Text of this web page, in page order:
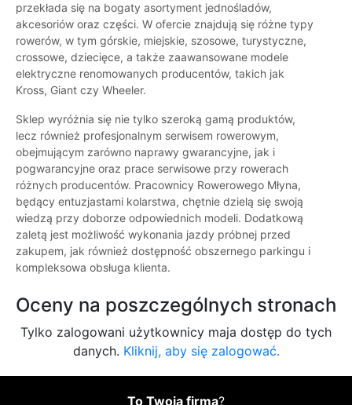
przekłada się na bogaty asortyment jednośladów,
akcesoriów oraz części. W ofercie znajdują się różne typy
rowerów, w tym górskie, miejskie, szosowe, turystyczne,
crossowe, dziecięce, a także zaawansowane modele
elektryczne renomowanych producentów, takich jak
Kross, Giant czy Wheeler.
Sklep wyróżnia się nie tylko szeroką gamą produktów,
lecz również profesjonalnym serwisem rowerowym,
obejmującym zarówno naprawy gwarancyjne, jak i
pogwarancyjne oraz prace serwisowe przy rowerach
różnych producentów. Pracownicy Rowerowego Młyna,
będący entuzjastami kolarstwa, chętnie dzielą się swoją
wiedzą przy doborze odpowiednich modeli. Dodatkową
zaletą jest możliwość wykonania jazdy próbnej przed
zakupem, jak również dostępność obszernego parkingu i
kompleksowa obsługa klienta.
Oceny na poszczególnych stronach
Tylko zalogowani użytkownicy maja dostęp do tych
danych. Kliknij, aby się zalogować.
To Twoja firma?